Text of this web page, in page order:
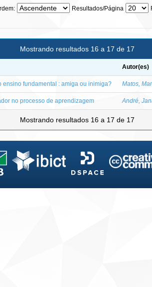
Resultados/Página
Mostrando resultados 16 a 17 de 17
Autor(es)
fundamental : amiga ou inimiga? Matos,
no processo de aprendizagem André,
Mostrando resultados 16 a 17 de 17